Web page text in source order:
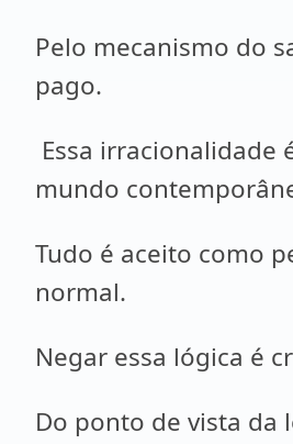
Pelo mecanismo do
pago.
Essa irracionalidade
mundo
Tudo é aceito como
normal.
Negar essa lógica é
Do ponto de vista da